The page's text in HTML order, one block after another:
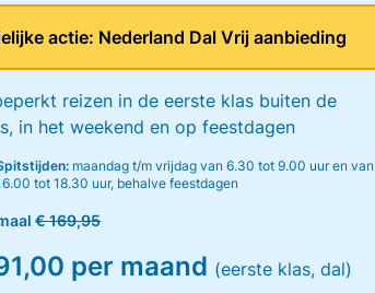
actie: Nederland Dal Vrij aanbieding
reizen in de eerste klas buiten de
in het weekend en op feestdagen
maandag t/m vrijdag van 6.30 tot 9.00 uur en van
tot 18.30 uur, behalve feestdagen
€ 169,95
per maand (eerste klas, dal)